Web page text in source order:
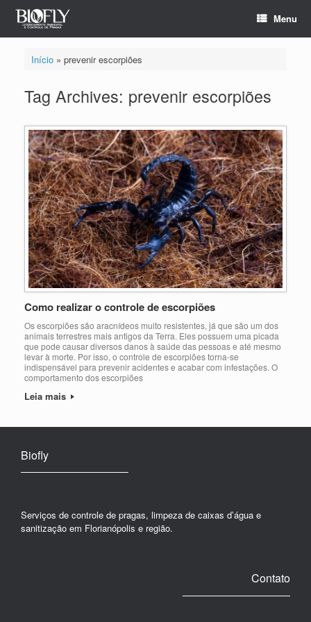
Menu
Início» prevenir escorpiões
Tag Archives: prevenir escorpiões
Como realizar o controle de escorpiões
Os escorpiões são aracnídeos muito resistentes, já que são um dos
animais terrestres mais antigos da Terra. Eles possuem uma picada
que pode causar diversos danos à saúde das pessoas e até mesmo
levar à morte. Por isso, o controle de escorpiões torna-se
indispensável para prevenir acidentes e acabar com infestações. O
comportamento dos escorpiões
Leia mais
Biofly
Serviços de controle de pragas, limpeza de caixas d’água e
sanitização em Florianópolis e região.
Contato